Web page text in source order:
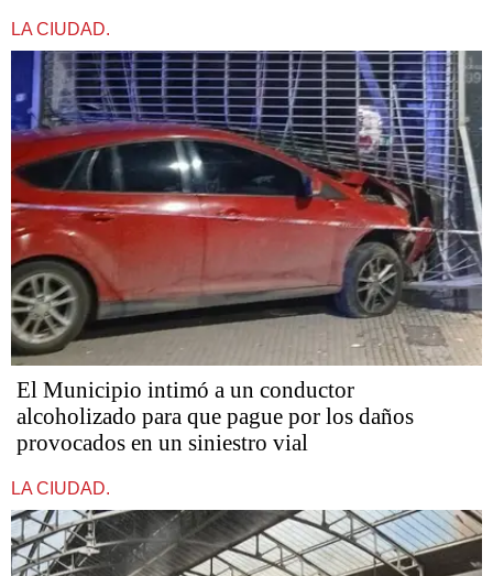
LA CIUDAD.
El Municipio intimó a un conductor
alcoholizado para que pague por los daños
provocados en un siniestro vial
LA CIUDAD.